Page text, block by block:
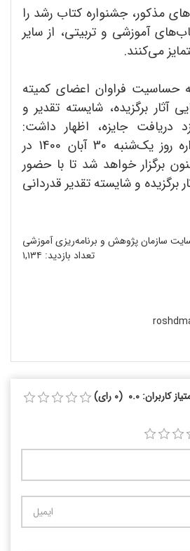
مذکور، جشنواره‌ کتاب رشد را
آموزشی و تربیتی، از سایر
می‌‌کنند.
حساسیت فراوان اعضای کمیته‌
آثار برگزیده، شایسته‌ تقدیر و
دریافت جایزه، اظهار داشت:
مراسم پایانی جشنواره روز یک‌شنبه 30 آبان 1400 در
برگزار خواهد شد تا با حضور
برگزیده و شایسته‌ تقدیر قدردانی
سازمان پژوهش و برنامه‌ریزی آموزشی
تعداد بازدید: ۱,۱۳۴
0.0 (0 رای)